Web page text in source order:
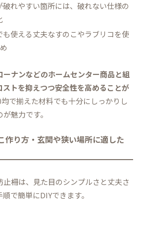
れやすい箇所には、破れない仕様の
も使える丈夫なすのこやラブリコを使
ーナンなどのホームセンター商品と組
ストを抑えつつ安全性を高めることが
均で揃えた材料でも十分にしっかりし
魅力です。
作り方・玄関や狭い場所に適した
止柵は、見た目のシンプルさと丈夫さ
で簡単にDIYできます。